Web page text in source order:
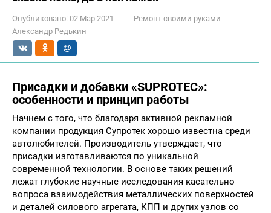
Опубликовано: 02 Мар 2021
Ремонт своими руками
Александр Редькин
Присадки и добавки «SUPROTEC»:
особенности и принцип работы
Начнем с того, что благодаря активной рекламной
компании продукция Супротек хорошо известна среди
автолюбителей. Производитель утверждает, что
присадки изготавливаются по уникальной
современной технологии. В основе таких решений
лежат глубокие научные исследования касательно
вопроса взаимодействия металлических поверхностей
и деталей силового агрегата, КПП и других узлов со